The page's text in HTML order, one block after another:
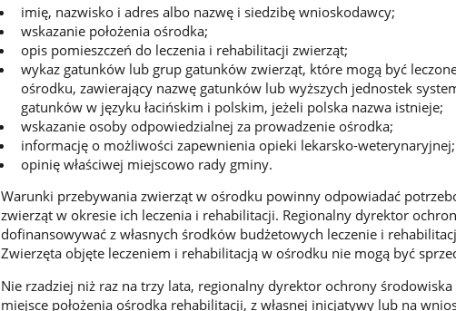
imię, nazwisko i adres albo nazwę i siedzibę wnioskodawcy;
wskazanie położenia ośrodka;
opis pomieszczeń do leczenia i rehabilitacji zwierząt;
wykaz gatunków lub grup gatunków zwierząt, które mogą być
ośrodku, zawierający nazwę gatunków lub wyższych jednostek
gatunków w języku łacińskim i polskim, jeżeli polska nazwa istnieje;
wskazanie osoby odpowiedzialnej za prowadzenie ośrodka;
informację o możliwości zapewnienia opieki lekarsko-weterynaryjnej;
opinię właściwej miejscowo rady gminy.
Warunki przebywania zwierząt w ośrodku powinny odpowiadać
zwierząt w okresie ich leczenia i rehabilitacji. Regionalny dyrektor
dofinansowywać z własnych środków budżetowych leczenie i
Zwierzęta objęte leczeniem i rehabilitacją w ośrodku nie mogą być
Nie rzadziej niż raz na trzy lata, regionalny dyrektor ochrony środowiska
miejsce położenia ośrodka rehabilitacji, z własnej inicjatywy lub na